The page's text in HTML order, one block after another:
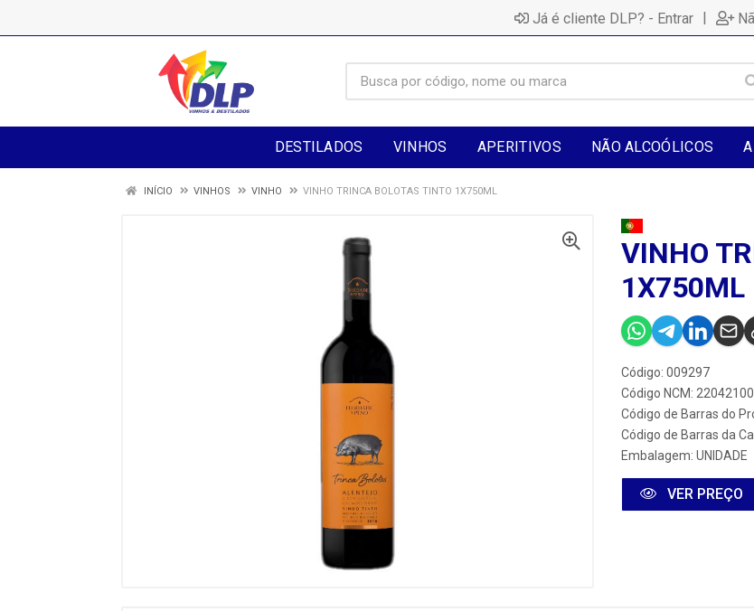
Já é cliente DLP? - Entrar |
DESTILADOS VINHOS APERITIVOS NÃO ALCOÓLICOS
INÍCIO VINHOS VINHO VINHO TRINCA BOLOTAS TINTO 1X750ML
VINHO
1X750ML
Código: 009297
Código NCM: 22042100
Código de Barras do
Código de Barras da
Embalagem: UNIDADE
VER PREÇO